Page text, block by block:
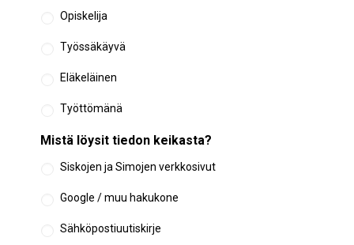
Opiskelija
Työssäkäyvä
Eläkeläinen
Työttömänä
Mistä löysit tiedon keikasta?
Siskojen ja Simojen verkkosivut
Google / muu hakukone
Sähköpostiuutiskirje